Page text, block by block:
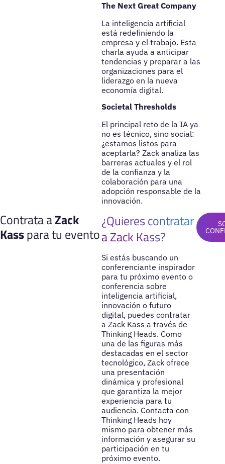
The Next Great Company
La inteligencia artificial
está redefiniendo la
empresa y el trabajo. Esta
charla ayuda a anticipar
tendencias y preparar a las
organizaciones para el
liderazgo en la nueva
economía digital.
Societal Thresholds
El principal reto de la IA ya
no es técnico, sino social:
¿estamos listos para
aceptarla? Zack analiza las
barreras actuales y el rol
de la confianza y la
colaboración para una
adopción responsable de la
innovación.
Contrata aZack
Kasspara tu evento
¿Quieres contratar
a Zack Kass?
Si estás buscando un
conferenciante inspirador
para tu próximo evento o
conferencia sobre
inteligencia artificial,
innovación o futuro
digital, puedes contratar
a Zack Kass a través de
Thinking Heads. Como
una de las figuras más
destacadas en el sector
tecnológico, Zack ofrece
una presentación
dinámica y profesional
que garantiza la mejor
experiencia para tu
audiencia. Contacta con
Thinking Heads hoy
mismo para obtener más
información y asegurar su
participación en tu
próximo evento.